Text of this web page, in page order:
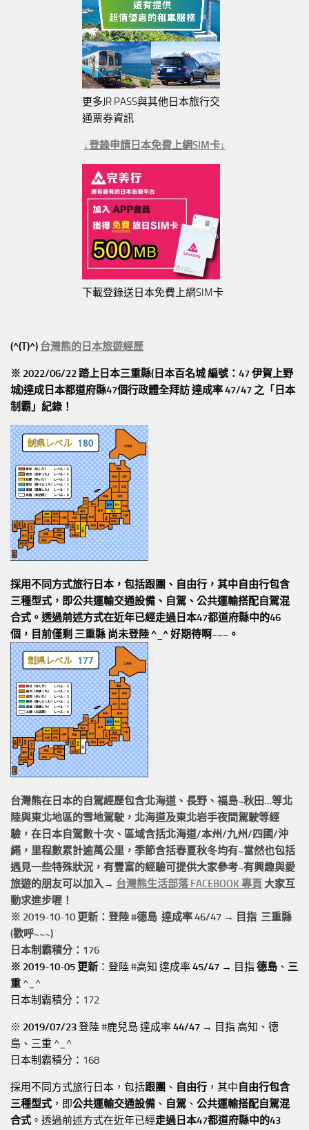
更多JR PASS與其他日本旅行交
通票券資訊
↓登錄申請日本免費上網SIM卡↓
下載登錄送日本免費上網SIM卡
(^(T)^) 台灣熊的日本旅遊經歷
※ 2022/06/22 踏上日本三重縣(日本百名城 編號：47 伊賀上野
城)達成日本都道府縣47個行政體全拜訪達成率 47/47 之「日本
制霸」紀錄！
採用不同方式旅行日本，包括跟團、自由行，其中自由行包含
三種型式，即公共運輸交通設備、自駕、公共運輸搭配自駕混
合式。透過前述方式在近年已經走過日本47都道府縣中的46
個，目前僅剩 三重縣 尚未登陸 ^_^ 好期待啊~~~。
台灣熊在日本的自駕經歷包含北海道、長野、福島~秋田…等北
陸與東北地區的雪地駕駛 ，北海道及東北岩手夜間駕駛等經
驗，在日本自駕數十次、區域含括北海道/本州/九州/四國/沖
繩， 里程數累計逾萬公里 ，季節含括春夏秋冬均有~當然也包括
遇見一些特殊狀況，有豐富的經驗可提供大家參考~有興趣與愛
旅遊的朋友可以加入→ 台灣熊生活部落 FACEBOOK 專頁 大家互
動求進步喔！
※ 2019-10-10 更新：登陸 #德島 達成率 46/47 → 目指 三重縣
(歡呼~~~)
日本制霸積分：176
※ 2019-10-05 更新 ：登陸 #高知 達成率45/47 → 目指德島 、 三
重 ^_^
日本制霸積分：172
※ 2019/07/23登陸 #鹿兒島 達成率44/47 → 目指 高知、德
島、三重 ^_^
日本制霸積分：168
採用不同方式旅行日本，包括跟團 、 自由行 ，其中自由行包含
三種型式 ，即公共運輸交通設備 、 自駕 、 公共運輸搭配自駕混
合式 。透過前述方式在近年已經走過日本47都道府縣中的43